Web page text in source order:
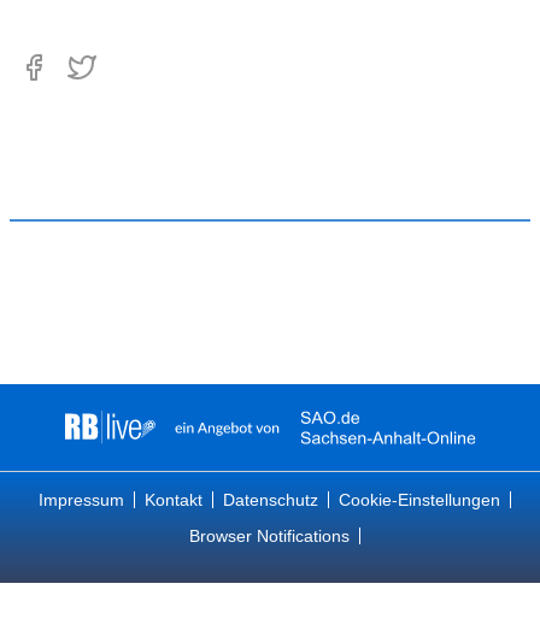
Impressum Kontakt Datenschutz
Cookie-Einstellungen
Browser Notifications